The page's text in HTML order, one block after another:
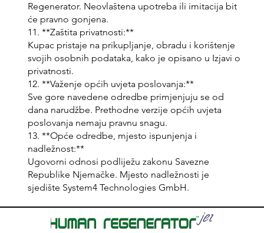
Regenerator. Neovlaštena upotreba ili imitacija bit
će pravno gonjena.
11. **Zaštita privatnosti:**
Kupac pristaje na prikupljanje, obradu i korištenje
svojih osobnih podataka, kako je opisano u Izjavi o
privatnosti.
12. **Važenje općih uvjeta poslovanja:**
Sve gore navedene odredbe primjenjuju se od
dana narudžbe. Prethodne verzije općih uvjeta
poslovanja nemaju pravnu snagu.
13. **Opće odredbe, mjesto ispunjenja i
nadležnost:**
Ugovorni odnosi podliježu zakonu Savezne
Republike Njemačke. Mjesto nadležnosti je
sjedište System4 Technologies GmbH.